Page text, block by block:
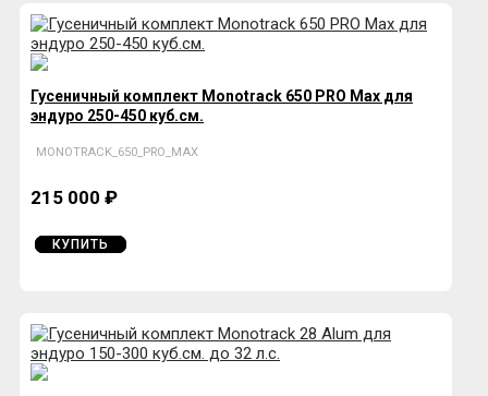
Гусеничный комплект Monotrack 650 PRO Max для
эндуро 250-450 куб.см.
MONOTRACK_650_PRO_MAX
215 000 ₽
КУПИТЬ